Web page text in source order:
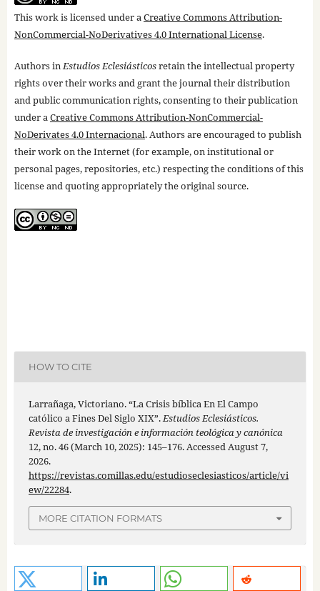
This work is licensed under aCreative Commons Attribution-
NonCommercial-NoDerivatives 4.0 International License.
Authors inEstudios Eclesiásticosretain the intellectual property
rights over their works and grant the journal their distribution
and public communication rights, consenting to their publication
under aCreative Commons Attribution-NonCommercial-
NoDerivates 4.0 Internacional. Authors are encouraged to publish
their work on the Internet (for example, on institutional or
personal pages, repositories, etc.) respecting the conditions of this
license and quoting appropriately the original source.
HOW TO CITE
Larrañaga, Victoriano. “La Crisis bíblica En El Campo
católico a Fines Del Siglo XIX”.Estudios Eclesiásticos.
Revista de investigación e información teológica y canónica
12, no. 46 (March 10, 2025): 145–176. Accessed August 7,
2026.
https://revistas.comillas.edu/estudioseclesiasticos/article/vi
ew/22284.
MORE CITATION FORMATS